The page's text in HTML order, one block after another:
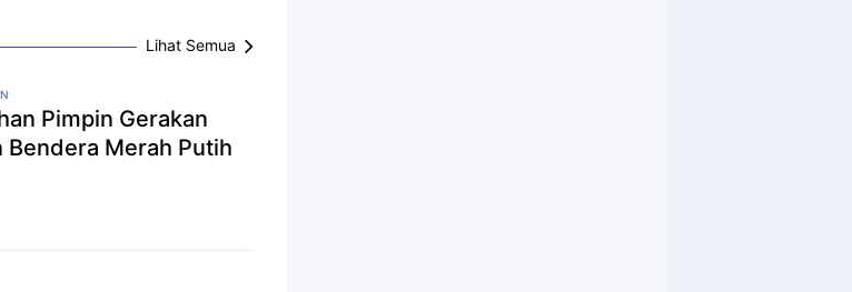
Lihat Semua
Pimpin Gerakan
Bendera Merah Putih